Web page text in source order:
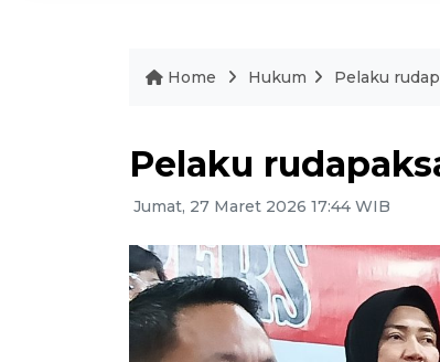
Home Hukum Pelaku
Pelaku
Jumat, 27 Maret 2026 17:44 WIB